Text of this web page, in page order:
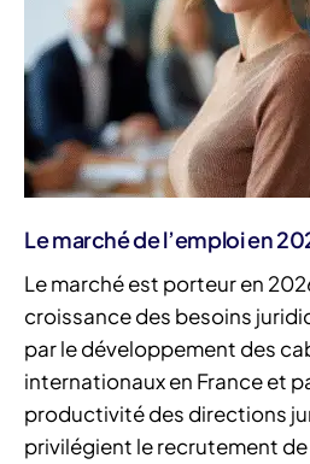
Le marché de l’emploi en
Le marché est porteur en
croissance des besoins
par le développement des
internationaux en France et
productivité des directions
privilégient le recrutement